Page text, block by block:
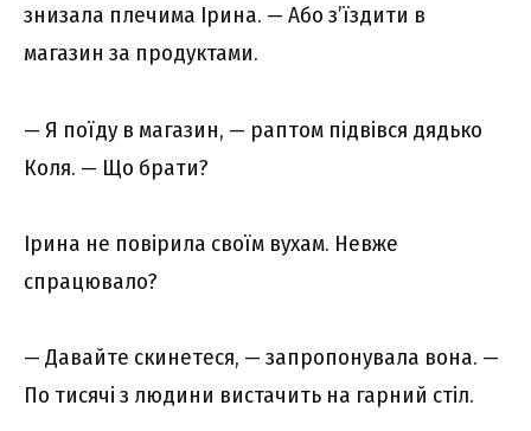
знизала плечима Ірина. — Або з’їздити в
магазин за продуктами.
— Я поїду в магазин, — раптом підвівся дядько
Коля. — Що брати?
Ірина не повірила своїм вухам. Невже
спрацювало?
— Давайте скинетеся, — запропонувала вона. —
По тисячі з людини вистачить на гарний стіл.